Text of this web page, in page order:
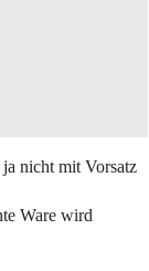
nicht mit Vorsatz
Ware wird